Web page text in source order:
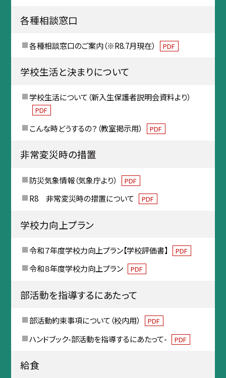
各種相談窓口
各種相談窓口のご案内（※R8.7月現在） PDF
学校生活と決まりについて
学校生活について（新入生保護者説明会資料より）
PDF
こんな時どうするの？（教室掲示用） PDF
非常変災時の措置
防災気象情報（気象庁より） PDF
R8 非常変災時の措置について PDF
学校力向上プラン
令和７年度学校力向上プラン【学校評価書】 PDF
令和８年度学校力向上プラン PDF
部活動を指導するにあたって
部活動約束事項について（校内用） PDF
ハンドブック-部活動を指導するにあたって- PDF
給食